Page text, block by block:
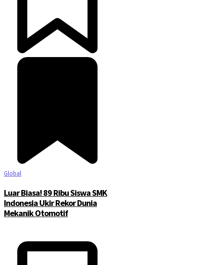
Global
Luar Biasa! 89 Ribu Siswa SMK
Indonesia Ukir Rekor Dunia
Mekanik Otomotif